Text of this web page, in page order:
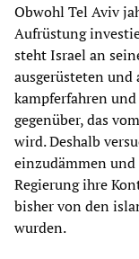
Obwohl Tel Aviv
Aufrüstung
steht Israel an
ausgerüsteten
kampferfahren
gegenüber, das
wird. Deshalb
einzudämmen und
Regierung ihre
bisher von den
wurden.